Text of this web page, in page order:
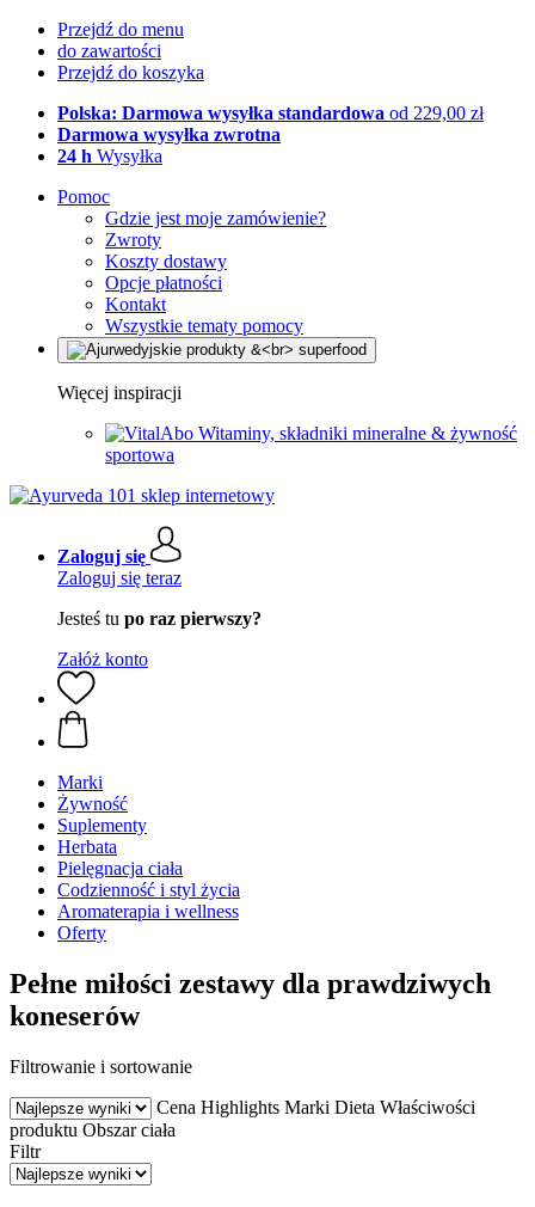
Przejdź do menu
do zawartości
Przejdź do koszyka
Polska: Darmowa wysyłka standardowa od 229,00 zł
Darmowa wysyłka zwrotna
24 h Wysyłka
Pomoc
Gdzie jest moje zamówienie?
Zwroty
Koszty dostawy
Opcje płatności
Kontakt
Wszystkie tematy pomocy
Więcej inspiracji
Witaminy, składniki mineralne & żywność
sportowa
Zaloguj się
Zaloguj się teraz
Jesteś tu po raz pierwszy?
Załóż konto
Marki
Żywność
Suplementy
Herbata
Pielęgnacja ciała
Codzienność i styl życia
Aromaterapia i wellness
Oferty
Pełne miłości zestawy dla prawdziwych
koneserów
Filtrowanie i sortowanie
Cena Highlights Marki Dieta Właściwości
produktu Obszar ciała
Filtr